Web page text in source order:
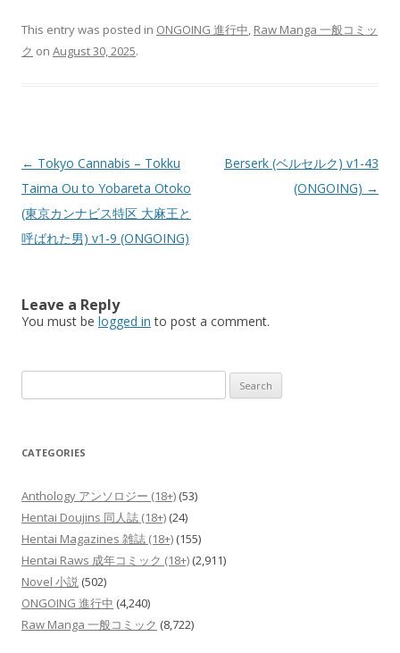
This entry was posted in ONGOING 進行中, Raw Manga 一般コミッ
ク on August 30, 2025.
Post
navigation
← Tokyo Cannabis – Tokku
Taima Ou to Yobareta Otoko
(東京カンナビス特区 大麻王と
呼ばれた男) v1-9 (ONGOING)
Berserk (ベルセルク) v1-43
(ONGOING) →
Leave a Reply
You must be logged in to post a comment.
for:
CATEGORIES
Anthology アンソロジー (18+) (53)
Hentai Doujins 同人誌 (18+) (24)
Hentai Magazines 雑誌 (18+) (155)
Hentai Raws 成年コミック (18+) (2,911)
Novel 小説 (502)
ONGOING 進行中 (4,240)
Raw Manga 一般コミック (8,722)